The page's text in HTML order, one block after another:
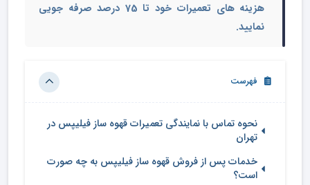
هزینه های تعمیرات خود تا 75 درصد صرفه جویی
نمایید.
فهرست
نحوه تماس با نمایندگی تعمیرات قهوه ساز فیلیپس در
تهران
خدمات پس از فروش قهوه ساز فیلیپس به چه صورت
است؟